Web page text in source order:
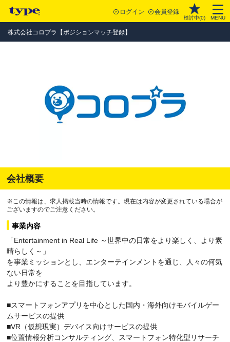
ログイン 会員登録
検討中(0) MENU
株式会社コロプラ【ポジションマッチ登録】
会社概要
※この情報は、求人掲載当時の情報です。現在は内容が変更されている場合が
ございますのでご注意ください。
事業内容
「Entertainment in Real Life ～世界中の日常をより楽しく、より素
晴らしく～」
を事業ミッションとし、エンターテインメントを通じ、人々の何気
ない日常を
より豊かにすることを目指しています。
■スマートフォンアプリを中心とした国内・海外向けモバイルゲー
ムサービスの提供
■VR（仮想現実）デバイス向けサービスの提供
■位置情報分析コンサルティング、スマートフォン特化型リサーチ